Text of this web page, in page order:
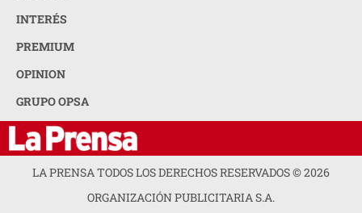
INTERÉS
PREMIUM
OPINION
GRUPO OPSA
LA PRENSA TODOS LOS DERECHOS RESERVADOS ©2026
ORGANIZACIÓN PUBLICITARIA S.A.